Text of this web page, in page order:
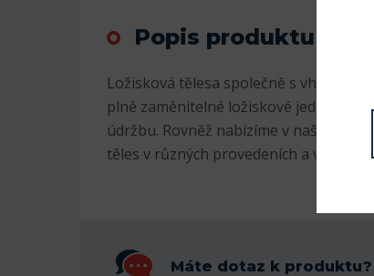
Popis produktu
Ložisková tělesa společně s vhodnými
plně zaměnitelné ložiskové jednotky
údržbu. Rovněž nabízíme v našem e-
těles v různých provedeních a
Máte dotaz k produktu?